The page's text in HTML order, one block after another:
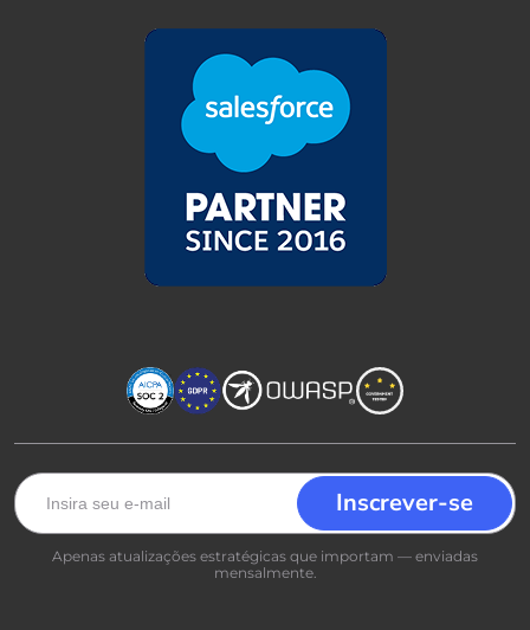
Apenas atualizações estratégicas que importam — enviadas
mensalmente.